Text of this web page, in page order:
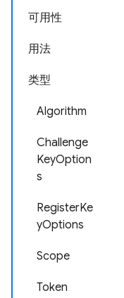
可用性
用法
类型
Algorithm
Challenge
KeyOption
s
RegisterKe
yOptions
Scope
Token